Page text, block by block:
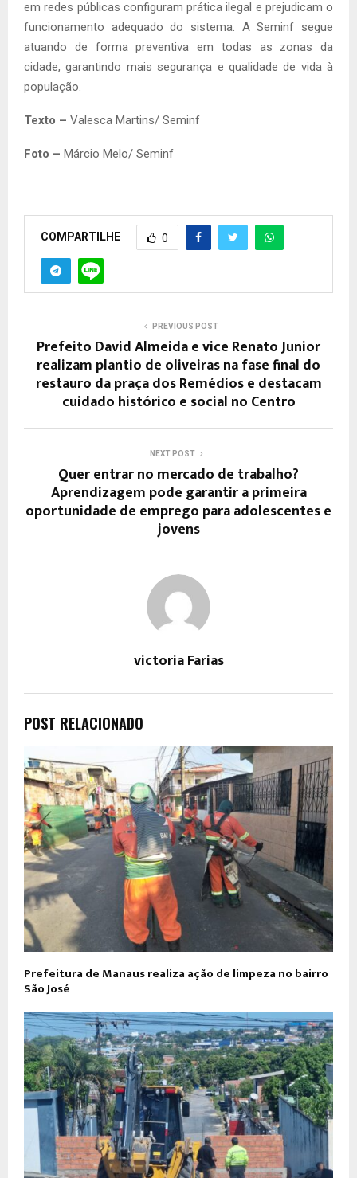
em redes públicas configuram prática ilegal e prejudicam o
funcionamento adequado do sistema. A Seminf segue
atuando de forma preventiva em todas as zonas da
cidade, garantindo mais segurança e qualidade de vida à
população.
Texto – Valesca Martins/ Seminf
Foto – Márcio Melo/ Seminf
COMPARTILHE 0
PREVIOUS POST
Prefeito David Almeida e vice Renato Junior
realizam plantio de oliveiras na fase final do
restauro da praça dos Remédios e destacam
cuidado histórico e social no Centro
NEXT POST
Quer entrar no mercado de trabalho?
Aprendizagem pode garantir a primeira
oportunidade de emprego para adolescentes e
jovens
victoria Farias
POST RELACIONADO
Prefeitura de Manaus realiza ação de limpeza no bairro
São José